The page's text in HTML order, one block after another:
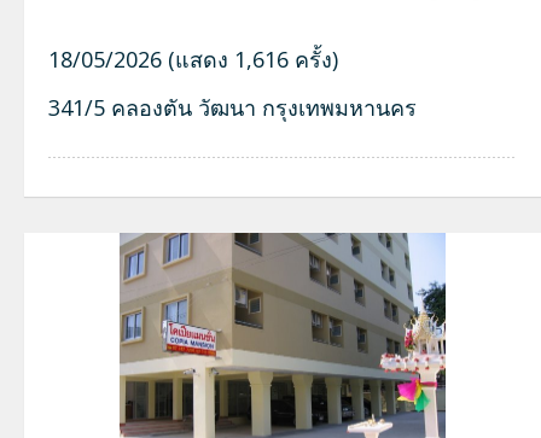
18/05/2026 (แสดง 1,616 ครั้ง)
341/5 คลองตัน วัฒนา กรุงเทพมหานคร